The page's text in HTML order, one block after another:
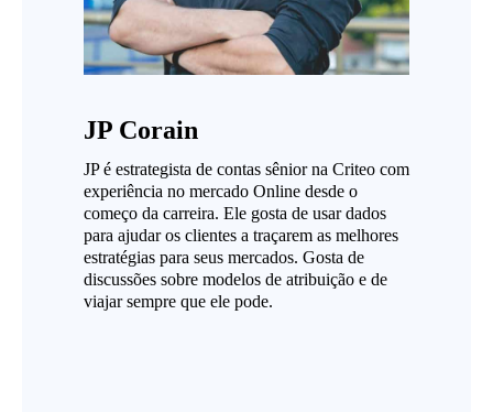
JP Corain
JP é estrategista de contas sênior na Criteo com
experiência no mercado Online desde o
começo da carreira. Ele gosta de usar dados
para ajudar os clientes a traçarem as melhores
estratégias para seus mercados. Gosta de
discussões sobre modelos de atribuição e de
viajar sempre que ele pode.